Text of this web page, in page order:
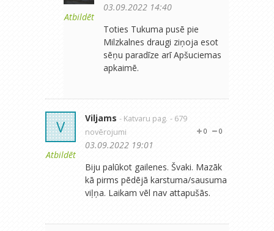
Atbildēt
03.09.2022 14:40
Toties Tukuma pusē pie
Milzkalnes draugi ziņoja esot
sēņu paradīze arī Apšuciemas
apkaimē.
V
Atbildēt
Viljams - Katvaru pag. - 679
novērojumi
0
0
03.09.2022 19:01
Biju palūkot gailenes. Švaki. Mazāk
kā pirms pēdējā karstuma/sausuma
viļņa. Laikam vēl nav attapušās.